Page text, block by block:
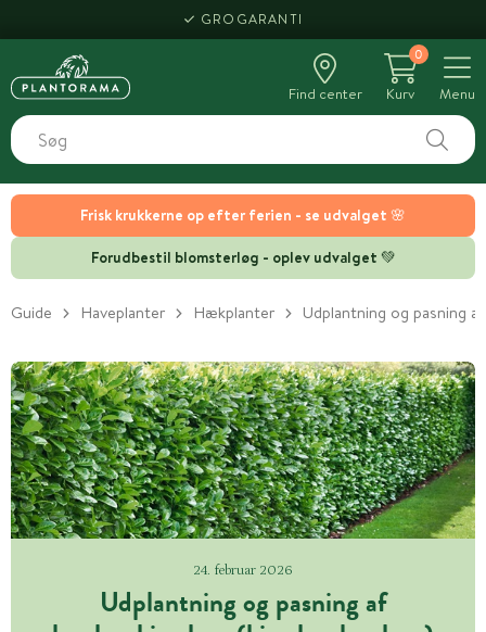
Frisk krukkerne op efter ferien - se udvalget 🌸
Forudbestil blomsterløg - oplev udvalget 💚
GROGARANTI
Find center
0
Kurv
Menu
Guide Haveplanter Hækplanter Udplantning og pasning
24. februar 2026
Udplantning og pasning af